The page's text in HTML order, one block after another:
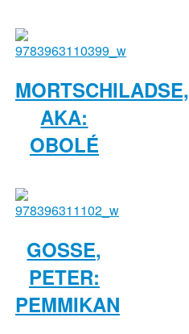
MORTSCHILADSE,
AKA:
OBOLÉ
GOSSE,
PETER:
PEMMIKAN